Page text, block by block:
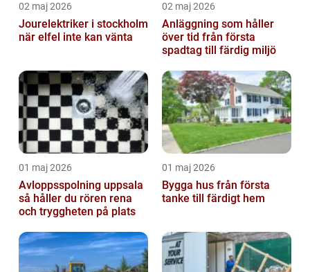
02 maj 2026
Jourelektriker i stockholm
när elfel inte kan vänta
02 maj 2026
Anläggning som håller
över tid från första
spadtag till färdig miljö
01 maj 2026
Avloppsspolning uppsala
så håller du rören rena
och tryggheten på plats
01 maj 2026
Bygga hus från första
tanke till färdigt hem